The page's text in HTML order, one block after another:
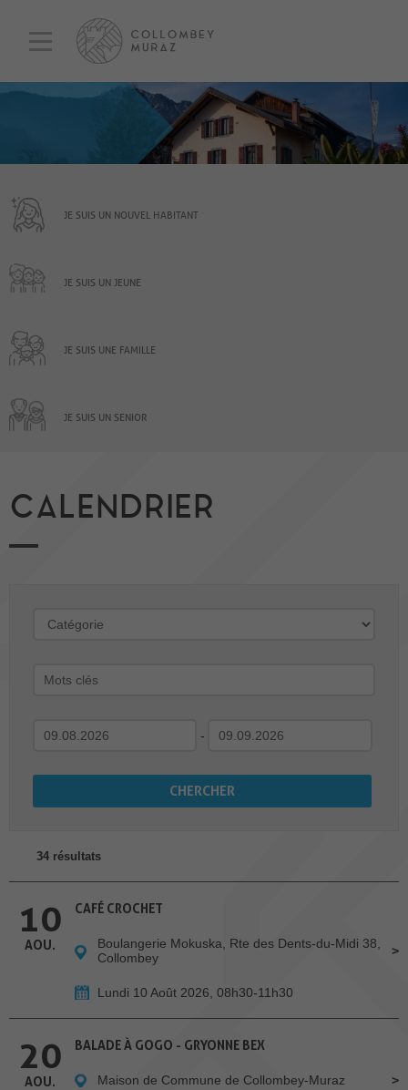
JE SUIS UN NOUVEL HABITANT
JE SUIS UN JEUNE
JE SUIS UNE FAMILLE
JE SUIS UN SENIOR
CALENDRIER
-
34 résultats
10
AOU.
CAFÉ CROCHET
Boulangerie Mokuska, Rte des Dents-du-Midi 38,
Collombey
Lundi 10 Août 2026, 08h30-11h30
20
AOU.
BALADE À GOGO - GRYONNE BEX
Maison de Commune de Collombey-Muraz